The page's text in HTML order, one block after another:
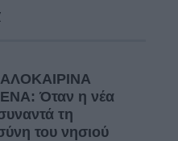
Όταν η νέα
τη
του νησιού